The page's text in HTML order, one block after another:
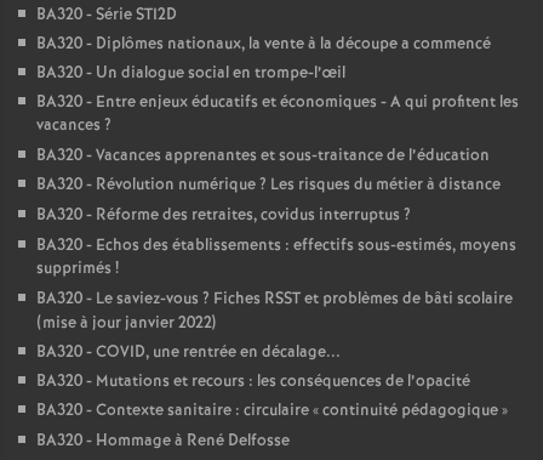
BA320 - Série STI2D
BA320 - Diplômes nationaux, la vente à la découpe a commencé
BA320 - Un dialogue social en trompe-l’œil
BA320 - Entre enjeux éducatifs et économiques - A qui profitent les
vacances ?
BA320 - Vacances apprenantes et sous-traitance de l’éducation
BA320 - Révolution numérique? Les risques du métier à distance
BA320 - Réforme des retraites, covidus interruptus ?
BA320 - Echos des établissements : effectifs sous-estimés, moyens
supprimés !
BA320 - Le saviez-vous ? Fiches RSST et problèmes de bâti scolaire
(mise à jour janvier 2022)
BA320 - COVID, une rentrée en décalage...
BA320 - Mutations et recours : les conséquences de l’opacité
BA320 - Contexte sanitaire : circulaire «continuité pédagogique»
BA320 - Hommage à René Delfosse